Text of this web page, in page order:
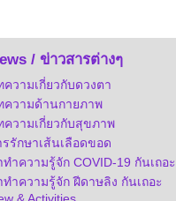
/ ข่าวสารต่างๆ
ความเกี่ยวกับดวงตา
ความด้านกายภาพ
ความเกี่ยวกับสุขภาพ
รรักษาเส้นเลือดขอด
ทำความรู้จัก COVID-19 กันเถอะ
ทำความรู้จัก ฝีดาษลิง กันเถอะ